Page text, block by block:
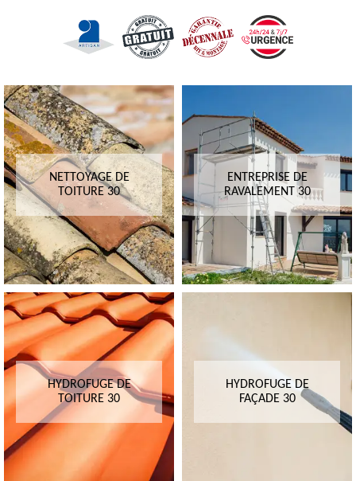
NETTOYAGE DE
TOITURE 30
ENTREPRISE DE
RAVALEMENT 30
HYDROFUGE DE
TOITURE 30
HYDROFUGE DE
FAÇADE 30